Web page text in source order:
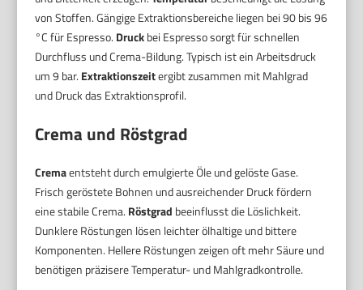
von Stoffen. Gängige Extraktionsbereiche liegen bei 90 bis 96
°C für Espresso. Druckbei Espresso sorgt für schnellen
Durchfluss und Crema-Bildung. Typisch ist ein Arbeitsdruck
um 9 bar. Extraktionszeitergibt zusammen mit Mahlgrad
und Druck das Extraktionsprofil.
Crema und Röstgrad
Cremaentsteht durch emulgierte Öle und gelöste Gase.
Frisch geröstete Bohnen und ausreichender Druck fördern
eine stabile Crema. Röstgrad beeinflusst die Löslichkeit.
Dunklere Röstungen lösen leichter ölhaltige und bittere
Komponenten. Hellere Röstungen zeigen oft mehr Säure und
benötigen präzisere Temperatur- und Mahlgradkontrolle.